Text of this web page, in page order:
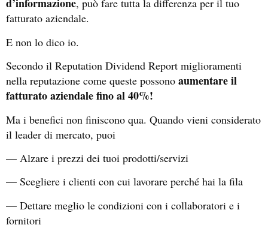
d’informazione, può fare tutta la differenza per il tuo
fatturato aziendale.
E non lo dico io.
Secondo il Reputation Dividend Report miglioramenti
nella reputazione come queste possono aumentare il
fatturato aziendale fino al 40%!
Ma i benefici non finiscono qua. Quando vieni considerato
il leader di mercato, puoi
— Alzare i prezzi dei tuoi prodotti/servizi
— Scegliere i clienti con cui lavorare perché hai la fila
— Dettare meglio le condizioni con i collaboratori e i
fornitori